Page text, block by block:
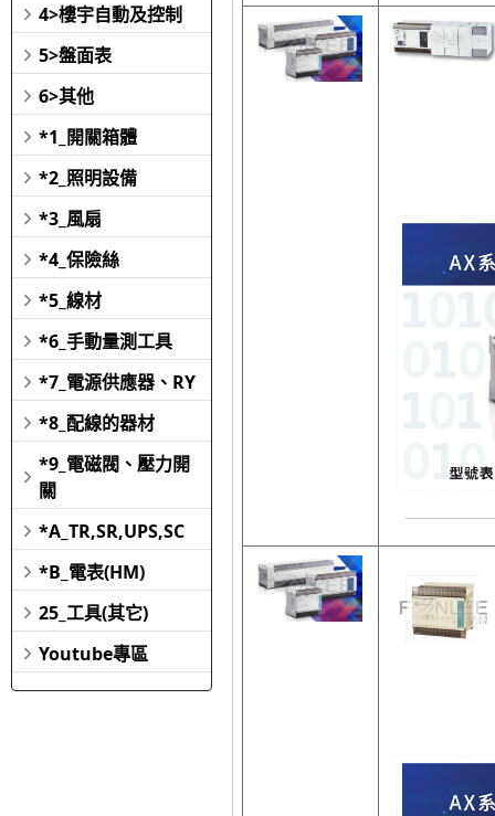
4>樓宇自動及控制
5>盤面表
6>其他
*1_開關箱體
*2_照明設備
*3_風扇
*4_保險絲
*5_線材
*6_手動量測工具
*7_電源供應器、RY
*8_配線的器材
*9_電磁閥、壓力開
關
*A_TR,SR,UPS,SC
*B_電表(HM)
25_工具(其它)
Youtube專區